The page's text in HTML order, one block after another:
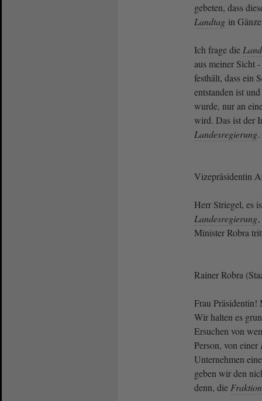
gebeten, dass
Landtag in
Ich frage die
aus meiner Sicht
festhält, dass ein
entstanden ist
wurde, nur an
wird. Das ist der
Landesregierung
Vizepräsidentin
Herr Striegel, es
Landesregierung
Minister Robra
Rainer Robra
Frau Präsidentin!
Wir halten es
Ersuchen von
Person, von einer
Unternehmen
geben wir den
denn, die Fraktion